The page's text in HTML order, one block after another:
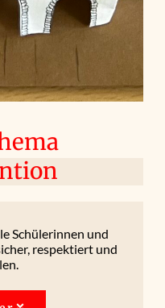
Schülerinnen und
respektiert und